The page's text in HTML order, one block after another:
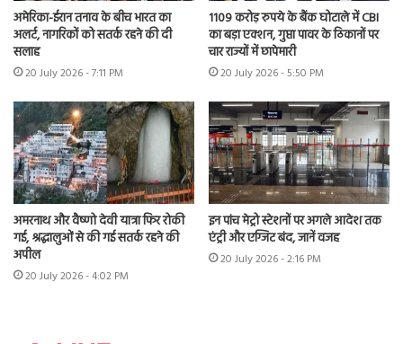
अमेरिका-ईरान तनाव के बीच भारत का
अलर्ट, नागरिकों को सतर्क रहने की दी
सलाह
20 July 2026 - 7:11 PM
1109 करोड़ रुपये के बैंक घोटाले में CBI
का बड़ा एक्शन, गुप्ता पावर के ठिकानों पर
चार राज्यों में छापेमारी
20 July 2026 - 5:50 PM
अमरनाथ और वैष्णो देवी यात्रा फिर रोकी
गई, श्रद्धालुओं से की गई सतर्क रहने की
अपील
20 July 2026 - 4:02 PM
इन पांच मेट्रो स्टेशनों पर अगले आदेश तक
एंट्री और एग्जिट बंद, जानें वजह
20 July 2026 - 2:16 PM